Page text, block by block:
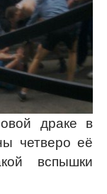
драке в
четверо её
вспышки